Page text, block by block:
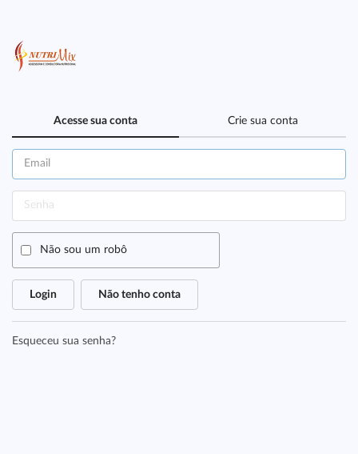
Acesse sua conta Crie sua conta
Não sou um robô
Login Não tenho conta
Esqueceu sua senha?